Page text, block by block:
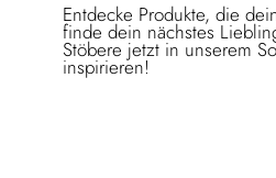
Entdecke Produkte, die
finde dein nächstes
Stöbere jetzt in unserem
inspirieren!